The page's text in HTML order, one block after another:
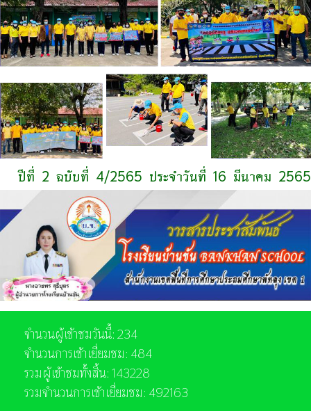
ปีที่ 2 ฉบับที่ 4/2565 ประจำวันที่ 16 มีนาคม 2565
จำนวนผู้เข้าชมวันนี้: 234
จำนวนการเข้าเยี่ยมชม: 484
รวมผู้เข้าชมทั้งสิ้น: 143228
รวมจำนวนการเข้าเยี่ยมชม: 492163